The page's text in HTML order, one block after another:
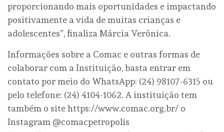
proporcionando mais oportunidades e impactando
positivamente a vida de muitas crianças e
adolescentes”, finaliza Márcia Verônica.
Informações sobre a Comac e outras formas de
colaborar com a Instituição, basta entrar em
contato por meio do WhatsApp: (24) 98107-6315 ou
pelo telefone: (24) 4104-1062. A instituição tem
também o site https://www.comac.org.br/ o
Instagram @comacpetropolis